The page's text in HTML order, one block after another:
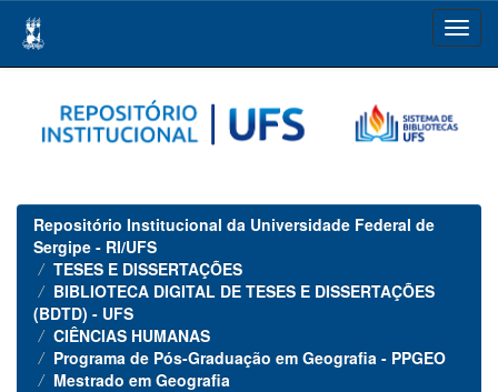
navigation
Repositório Institucional da Universidade Federal de
Sergipe - RI/UFS
TESES E DISSERTAÇÕES
BIBLIOTECA DIGITAL DE TESES E DISSERTAÇÕES
(BDTD) - UFS
CIÊNCIAS HUMANAS
Programa de Pós-Graduação em Geografia - PPGEO
Mestrado em Geografia